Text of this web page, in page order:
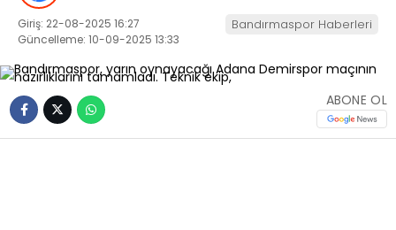
Giriş: 22-08-2025 16:27
Güncelleme: 10-09-2025 13:33
Bandırmaspor Haberleri
ABONE OL